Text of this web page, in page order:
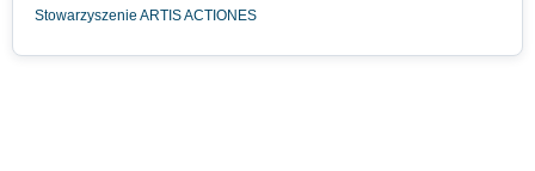
Stowarzyszenie ARTIS ACTIONES